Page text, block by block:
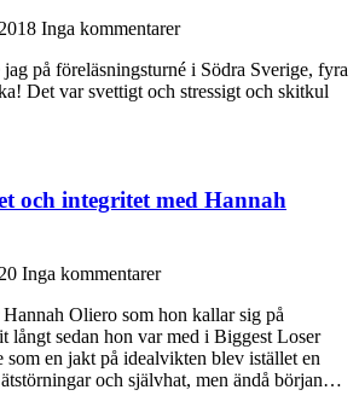
Inga kommentarer
på föreläsningsturné i Södra Sverige, fyra
Det var svettigt och stressigt och skitkul
och integritet med Hannah
Inga kommentarer
Oliero som hon kallar sig på
långt sedan hon var med i Biggest Loser
som en jakt på idealvikten blev istället en
och självhat, men ändå början…